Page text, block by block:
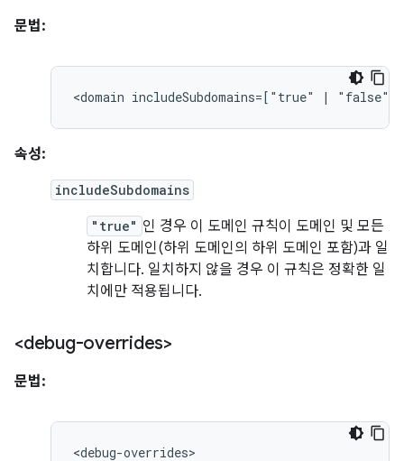
문법:
<domain includeSubdomains=["true" |
속성:
includeSubdomains
"true" 인 경우 이 도메인 규칙이 도메인 및 모든
하위 도메인(하위 도메인의 하위 도메인 포함)과 일
치합니다. 일치하지 않을 경우 이 규칙은 정확한 일
치에만 적용됩니다.
<debug-overrides>
문법: